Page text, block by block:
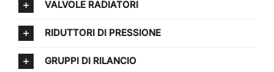
VALVOLE RADIATORI
RIDUTTORI DI PRESSIONE
GRUPPI DI RILANCIO